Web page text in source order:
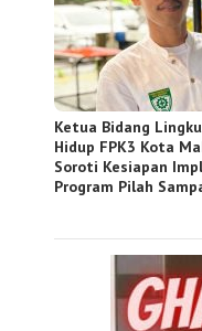
Ketua Bidang
Hidup FPK3 Kota
Soroti Kesiapan
Program Pilah